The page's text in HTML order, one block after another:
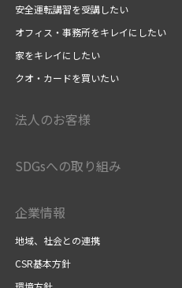
安全運転講習を受講したい
オフィス・事務所をキレイにしたい
家をキレイにしたい
クオ・カードを買いたい
法人のお客様
SDGsへの取り組み
企業情報
地域、社会との連携
CSR基本方針